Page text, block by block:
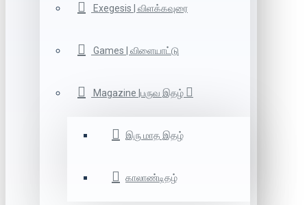
Exegesis | விளக்கவுரை
Games | விளையாட்டு
Magazine |பருவ இதழ்
இரு மாத இதழ்
காலாண்டிதழ்